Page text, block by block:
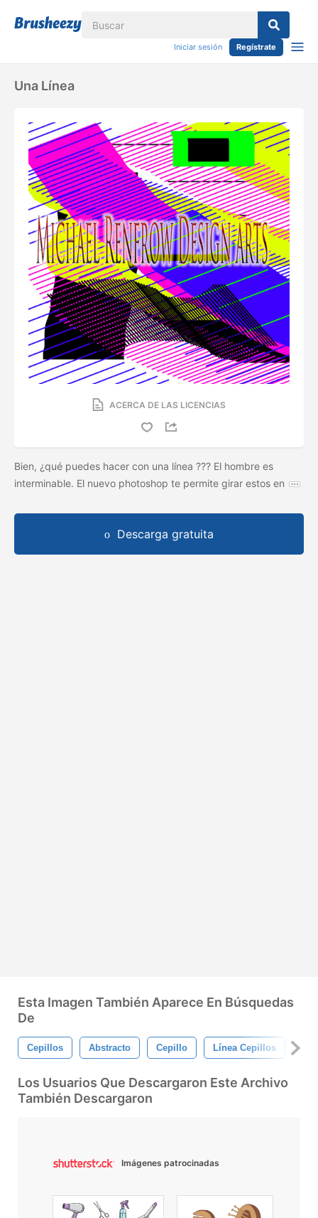
Iniciar sesión Regístrate
Una Línea
ACERCA DE LAS LICENCIAS
Bien, ¿qué puedes hacer con una línea ??? El hombre es
interminable. El nuevo photoshop te permite girar estos en
Descarga gratuita
Esta Imagen También Aparece En Búsquedas
De
Cepillos Abstracto Cepillo Línea Cepillos
Los Usuarios Que Descargaron Este Archivo
También Descargaron
Imágenes patrocinadas